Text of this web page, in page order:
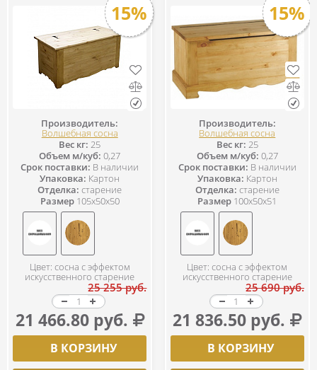
15%
Производитель:
Волшебная сосна
Вес кг: 25
Объем м/куб: 0,27
Срок поставки: В наличии
Упаковка: Картон
Отделка: старение
Размер105x50x50
Цвет: сосна с эффектом
искусственного старение
25 255 руб.
21 466.80 руб.
В КОРЗИНУ
15%
Производитель:
Волшебная сосна
Вес кг: 25
Объем м/куб: 0,27
Срок поставки: В наличии
Упаковка: Картон
Отделка: старение
Размер 100x50x51
Цвет: сосна с эффектом
искусственного старение
25 690 руб.
21 836.50 руб.
В КОРЗИНУ